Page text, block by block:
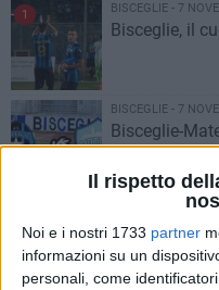
Il rispetto
Noi e i nostri 1733 partner
informazioni su un
personali, come
1 BISCEGLIE - 7
Bisceglie, il
BISCEGLIE - 7
Bisceglie-
BISCEGLIE - 7
Bisceglie-